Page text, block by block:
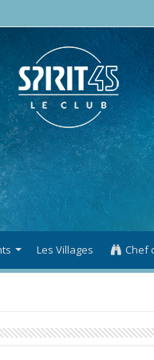
Les Villages Chef